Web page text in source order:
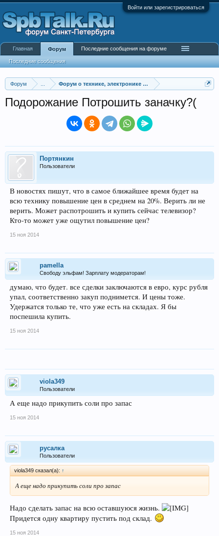
Войти или зарегистрироваться
Форум Форум о технике, электронике и гаджетах
Подорожание Потрошить заначку?(
Портянкин
Пользователи
В новостях пишут, что в самое ближайшее время будет на
всю технику повышение цен в среднем на 20%. Верить ли не
верить. Может распотрошить и купить сейчас телевизор?
Кто-то может уже ощутил повышение цен?
15 ноя 2014
pamella
Свободу эльфам! Зарплату модераторам!
думаю, что будет. все сделки заключаются в евро, курс рубля
упал, соответственно закуп поднимется. И цены тоже.
Удержатся только те, что уже есть на складах. Я бы
поспешила купить.
15 ноя 2014
viola349
Пользователи
А еще надо прикупить соли про запас
15 ноя 2014
русалка
Пользователи
viola349 сказал(а): ↑
А еще надо прикупить соли про запас
Надо сделать запас на всю оставшуюся жизнь.
Придется одну квартиру пустить под склад.
15 ноя 2014
Главная Форум
Последние сообщения
Последние сообщения на форуме